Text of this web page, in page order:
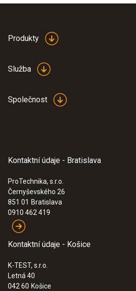
Délka trubice sondy
150 mm
:0560 5210
testo 521-1 - testo 521-1,
Produkty
Služba
Společnost
Kontaktní údaje - Bratislava
ProTechnika, s.r.o.
Černyševského 26
851 01 Bratislava
0910 462 419
Kontaktní údaje - Košice
K-TEST, s.r.o.
Letná 40
042 60 Košice